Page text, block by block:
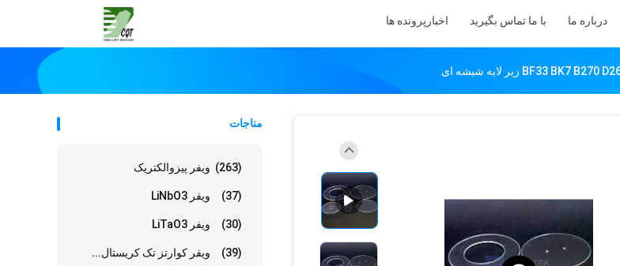
درباره ما با ما تماس بگیرید اخبار پرونده ها
مناجات
ویفر پیزوالکتریک (263)
ویفر LiNbO3 (37)
ویفر LiTaO3 (30)
ویفر کوارتز تک کریستال... (39)